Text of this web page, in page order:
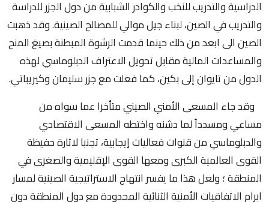
الدراسية والتدريب للنخب والكوادر الشبابية من دول الجزر للدراسة
والتدريب في الصين، لبناء جيل موالي للمصالح الصينية. وقد ذهبت
الصين الى ابعد من ذلك حينما قدمت الرشوة المبطنة بصيغ المنح
والمساعدات المالية مقابل تحويل الاعتراف الدبلوماسي لهذه
الدول من تايوان إلى بكين، كما فعلت مع جزر سليمان وكيريباتي.
وقد جاء المسعى الأمني الصيني متأخرا عما سواه من
مساعي ومسدداً لما دشنه واختطه المسعى الاقتصادي
والدبلوماسي من قنوات فعاليات إيجابية، تجنبا لاثارة حفيظة
القوى العالمية الكبرى ومعها القوى الإقليمية والصغرى في
المنطقة ؛ ولعل هذا ما يفسر انتهاج الاستراتيجية الصينية لمسار
ابرام الاتفاقيات الأمنية الثنائية المحدودة مع دول المنطقة دون